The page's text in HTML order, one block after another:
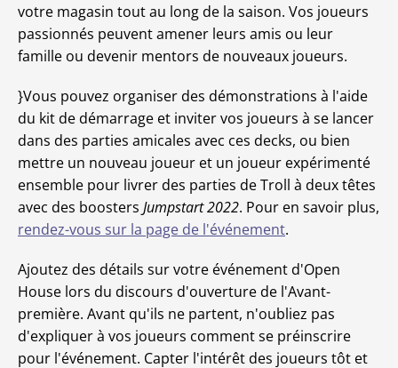
votre magasin tout au long de la saison. Vos joueurs
passionnés peuvent amener leurs amis ou leur
famille ou devenir mentors de nouveaux joueurs.
}Vous pouvez organiser des démonstrations à l'aide
du kit de démarrage et inviter vos joueurs à se lancer
dans des parties amicales avec ces decks, ou bien
mettre un nouveau joueur et un joueur expérimenté
ensemble pour livrer des parties de Troll à deux têtes
avec des boosters Jumpstart 2022. Pour en savoir plus,
rendez-vous sur la page de l'événement.
Ajoutez des détails sur votre événement d'Open
House lors du discours d'ouverture de l'Avant-
première. Avant qu'ils ne partent, n'oubliez pas
d'expliquer à vos joueurs comment se préinscrire
pour l'événement. Capter l'intérêt des joueurs tôt et